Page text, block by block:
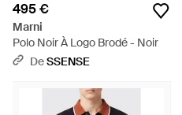
495 €
Marni
Polo Noir À Logo Brodé - Noir
DeSSENSE